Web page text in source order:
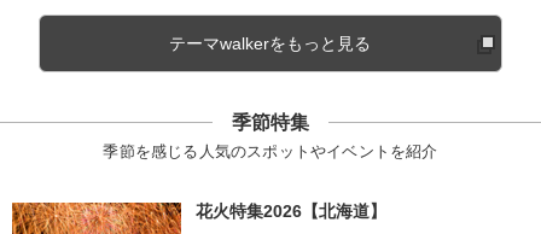
テーマwalkerをもっと見る
季節特集
季節を感じる人気のスポットやイベントを紹介
花火特集2026【北海道】